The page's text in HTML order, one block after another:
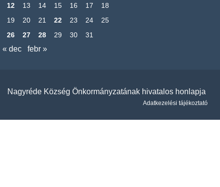
12
13 14 15 16 17
18
19
20 21 22 23 24
25
26
27 28 29 30 31
« dec febr »
Nagyréde Község Önkormányzatának hivatalos honlapja
Adatkezelési tájékoztató